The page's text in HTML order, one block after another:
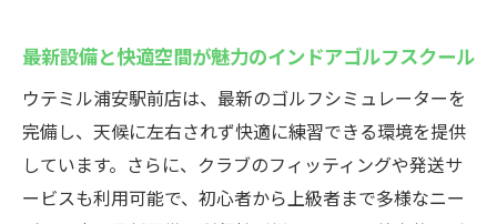
最新設備と快適空間が魅力のインドアゴルフスクール
ウテミル浦安駅前店は、最新のゴルフシミュレーターを
完備し、天候に左右されず快適に練習できる環境を提供
しています。さらに、クラブのフィッティングや発送サ
ービスも利用可能で、初心者から上級者まで多様なニー